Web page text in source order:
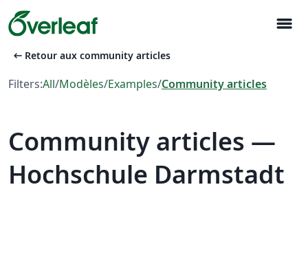
menu
arrow_left_alt Retour aux community articles
Filters:All/Modèles/Examples/Community articles
Community articles —
Hochschule Darmstadt